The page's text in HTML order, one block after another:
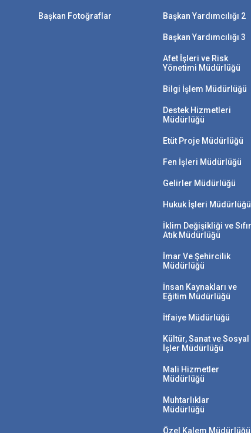
Başkan Fotoğraflar Başkan Yardımcılığı 2
Başkan Yardımcılığı 3
Afet İşleri ve Risk
Yönetimi Müdürlüğü
Bilgi İşlem Müdürlüğü
Destek Hizmetleri
Müdürlüğü
Etüt Proje Müdürlüğü
Fen İşleri Müdürlüğü
Gelirler Müdürlüğü
Hukuk İşleri Müdürlüğü
İklim Değişikliği ve Sıfır
Atık Müdürlüğü
İmar Ve Şehircilik
Müdürlüğü
İnsan Kaynakları ve
Eğitim Müdürlüğü
İtfaiye Müdürlüğü
Kültür, Sanat ve Sosyal
İşler Müdürlüğü
Mali Hizmetler
Müdürlüğü
Muhtarlıklar
Müdürlüğü
Özel Kalem Müdürlüğü